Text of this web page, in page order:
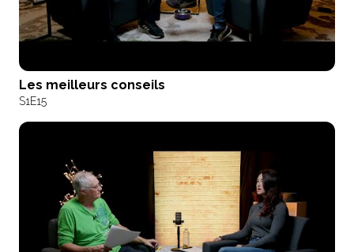
Les meilleurs conseils
S1E15